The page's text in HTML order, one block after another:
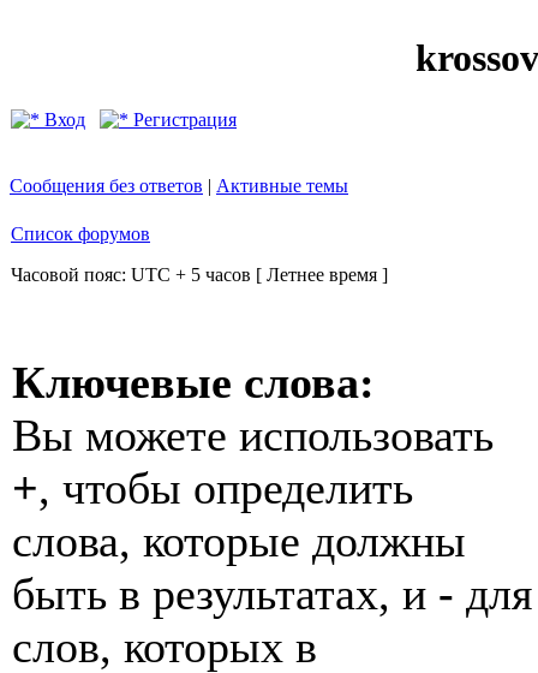
Вход Регистрация
Сообщения без ответов | Активные темы
Список форумов
Часовой пояс: UTC + 5 часов [ Летнее время ]
Ключевые слова:
Вы можете использовать
+, чтобы определить
слова, которые должны
быть в результатах, и - для
слов, которых в